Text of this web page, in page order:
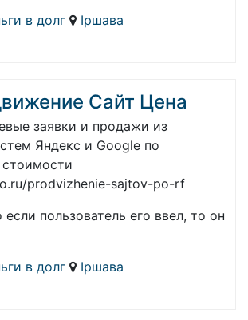
в долг
Іршава
Сайт Цена
заявки и продажи из
Яндекс и Google по
prodvizhenie-sajtov-po-rf
пользователь его ввел, то он
в долг
Іршава